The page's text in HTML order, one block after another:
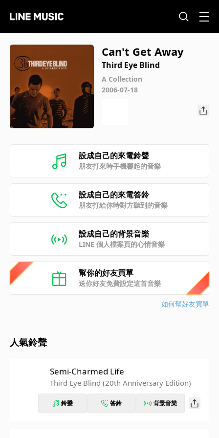
Can't Get Away
Third Eye Blind
A Collection
2006-07-18
設成自己的來電鈴聲
朋友打來時手機響起的音樂
設成自己的來電答鈴
朋友打給你時對方聽到的音樂
設成自己的背景音樂
LINE 個人檔案頁的心情音樂
幫你的好友買單
送你好友免費設定這首音樂
如何幫好友買單
人氣鈴聲
Semi-Charmed Life
Third Eye Blind (20th Anniversary Edition)
鈴聲 答鈴 背景音樂